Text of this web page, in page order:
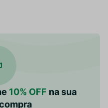
10% OFF na sua